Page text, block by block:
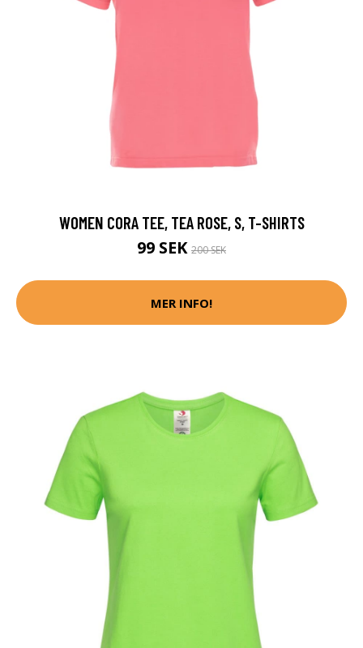
WOMEN CORA TEE, TEA ROSE, S, T-SHIRTS
99 SEK 200 SEK
MER INFO!